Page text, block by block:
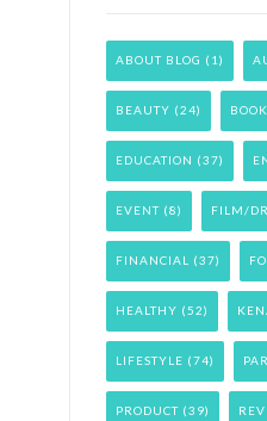
ABOUT BLOG (1)
BEAUTY (24) BOOK
EDUCATION (37)
EVENT (8) FILM/
FINANCIAL (37)
HEALTHY (52)
LIFESTYLE (74)
PRODUCT (39)